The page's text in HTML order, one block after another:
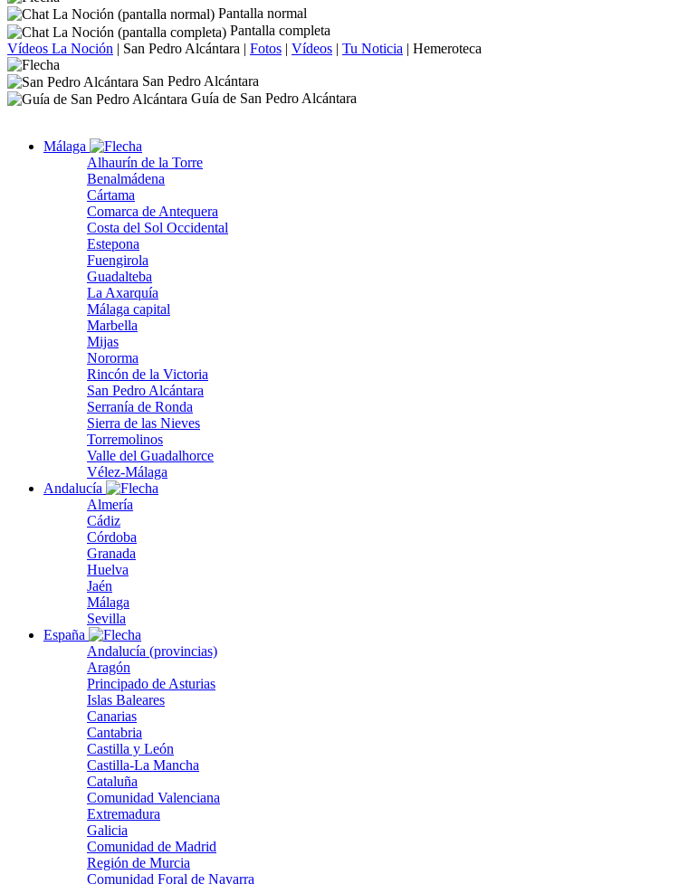
Pantalla normal
Pantalla completa
Vídeos La Noción | San Pedro Alcántara | Fotos | Vídeos | Tu Noticia | Hemeroteca
San Pedro Alcántara
Guía de San Pedro Alcántara
Málaga
Alhaurín de la Torre
Benalmádena
Cártama
Comarca de Antequera
Costa del Sol Occidental
Estepona
Fuengirola
Guadalteba
La Axarquía
Málaga capital
Marbella
Mijas
Nororma
Rincón de la Victoria
San Pedro Alcántara
Serranía de Ronda
Sierra de las Nieves
Torremolinos
Valle del Guadalhorce
Vélez-Málaga
Andalucía
Almería
Cádiz
Córdoba
Granada
Huelva
Jaén
Málaga
Sevilla
España
Andalucía (provincias)
Aragón
Principado de Asturias
Islas Baleares
Canarias
Cantabria
Castilla y León
Castilla-La Mancha
Cataluña
Comunidad Valenciana
Extremadura
Galicia
Comunidad de Madrid
Región de Murcia
Comunidad Foral de Navarra